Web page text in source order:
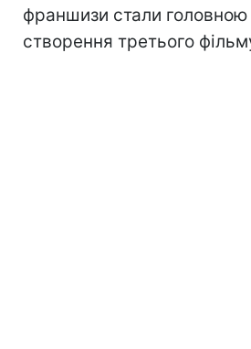
франшизи стали
створення третього